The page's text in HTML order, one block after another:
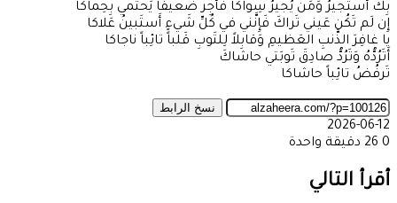
بِكَ أَستَجيرُ وَمَن يُجيرُ سِواكا فَأَجِر ضَعيفاً يَحتَمي بِحِماكا
إِن لَم تَكُن عَيني تَراكَ فَإِنَّني في كُلِّ شَيءٍ أَستَبينُ عَلاكا
يا غافِرَ الذَّنبِ العَظيمِ وَقابِلاً لِلتَوبِ قَلباً تائِباً ناجاكا
أَتَرُدُّهُ وَتَرُدُّ صادِقَ تَوبَتي حاشاكَ
تَرفُضُ تائِباً حاشاكا
نسخ الرابط
2026-06-12
0
دقيقة واحدة
عبر
البريد
أقرأ التالي